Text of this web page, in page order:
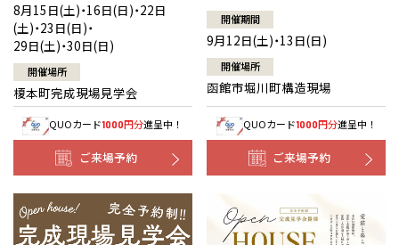
8月15日(土)・16日(日)・22日
(土)・23日(日)・
29日(土)・30日(日)
開催場所
榎本町完成現場見学会
QUOカード1000円分進呈中！
ご来場予約
開催期間
9月12日(土)・13日(日)
開催場所
函館市堀川町構造現場
QUOカード1000円分進呈中！
ご来場予約